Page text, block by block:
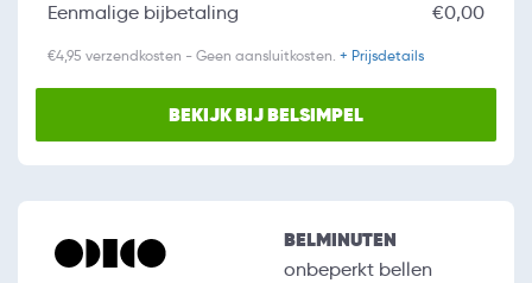
Eenmalige bijbetaling €0,00
€4,95 verzendkosten - Geen aansluitkosten. + Prijsdetails
BEKIJK BIJ BELSIMPEL
BELMINUTEN
onbeperkt bellen